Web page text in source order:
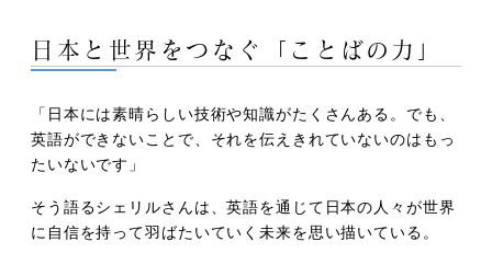
日本と世界をつなぐ「ことばの力」
「日本には素晴らしい技術や知識がたくさんある。でも、
英語ができないことで、それを伝えきれていないのはもっ
たいないです」
そう語るシェリルさんは、英語を通じて日本の人々が世界
に自信を持って羽ばたいていく未来を思い描いている。